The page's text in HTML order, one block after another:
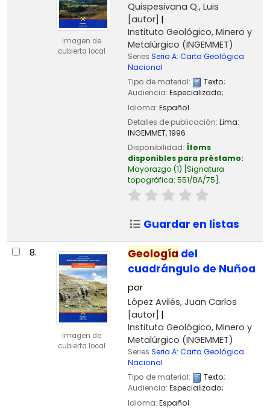
Imagen de
cubierta local
Quispesivana Q., Luis
[autor]
Instituto Geológico, Minero y
Metalúrgico (INGEMMET)
Series Seria A: Carta Geológica
Nacional
Tipo de material:
Texto;
Audiencia: Especializado;
Idioma: Español
Detalles de publicación: Lima:
INGEMMET,1996
Disponibilidad: Ítems
disponibles para préstamo:
Mayorazgo (1) Signatura
topográfica: 551/BA/75 .
Guardar en listas
8.
Imagen de
cubierta local
Geología del
cuadrángulo de Nuñoa
por
López Avilés, Juan Carlos
[autor]
Instituto Geológico, Minero y
Metalúrgico (INGEMMET)
Series Seria A: Carta Geológica
Nacional
Tipo de material:
Texto;
Audiencia: Especializado;
Idioma: Español